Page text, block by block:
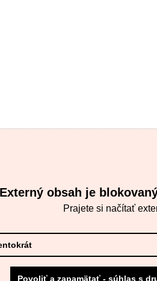
Externý obsah je
Prajete si načítať
Povoliť a zapamätať - súhlas s